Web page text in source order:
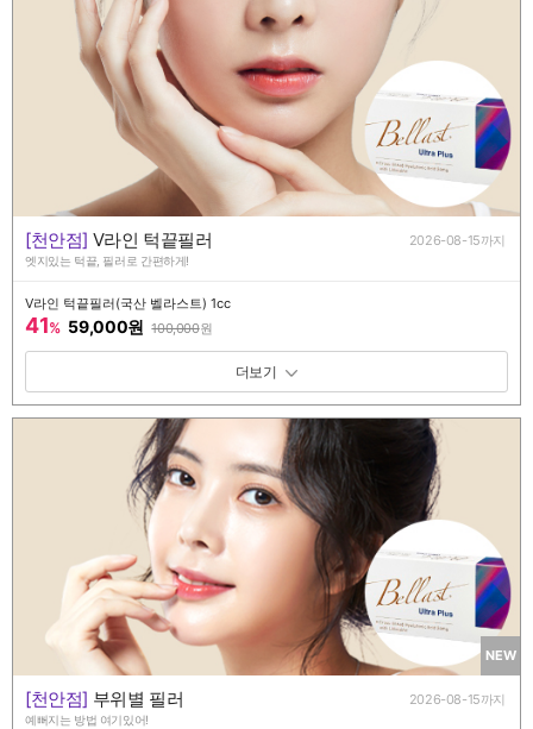
[천안점] V라인 턱끝필러 2026-08-15까지
엣지있는 턱끝, 필러로 간편하게!
V라인 턱끝필러(국산 벨라스트) 1cc
41% 59,000원 100,000원
패키지 보기 토글
NEW
[천안점] 부위별 필러 2026-08-15까지
예뻐지는 방법 여기있어!